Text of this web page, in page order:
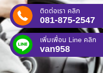
ติดต่อเรา คลิก
081-875-2547
เพิ่มเพื่อน Line คลิก
van958